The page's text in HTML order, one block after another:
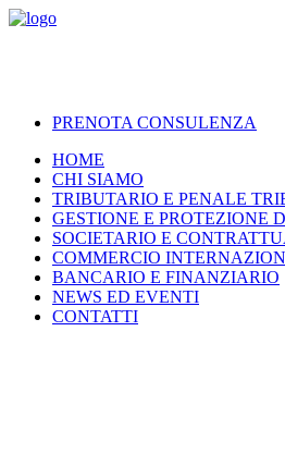
PRENOTA CONSULENZA
HOME
CHI SIAMO
TRIBUTARIO E PENALE
GESTIONE E PROTEZIONE
SOCIETARIO E
COMMERCIO
BANCARIO E FINANZIARIO
NEWS ED EVENTI
CONTATTI